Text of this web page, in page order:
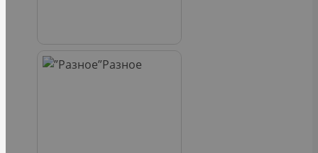
Разное